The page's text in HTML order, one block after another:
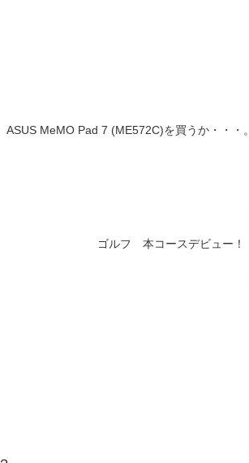
MeMO Pad 7 (ME572C)を買うか・・・。
ゴルフ 本コースデビュー！